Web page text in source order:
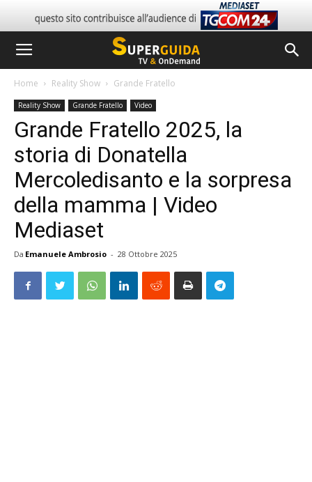
Home Reality Show Grande Fratello
Reality Show Grande Fratello Video
Grande Fratello 2025, la
storia di Donatella
Mercoledisanto e la sorpresa
della mamma | Video
Mediaset
Da Emanuele Ambrosio - 28 Ottobre 2025